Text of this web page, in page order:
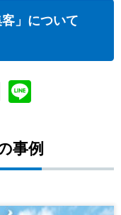
」について
事例